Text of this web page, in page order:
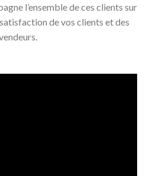
l’ensemble de ces clients sur
de vos clients et des